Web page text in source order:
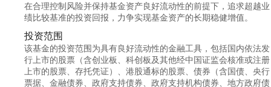
在合理控制风险并保持基金资产良好流动性的前提下，追求超越业
绩比较基准的投资回报，力争实现基金资产的长期稳健增值。
投资范围
该基金的投资范围为具有良好流动性的金融工具，包括国内依法发
行上市的股票（含创业板、科创板及其他经中国证监会核准或注册
上市的股票、存托凭证）、港股通标的股票、债券（含国债、央行
票据、金融债券、政府支持债券、政府支持机构债券、地方政府债